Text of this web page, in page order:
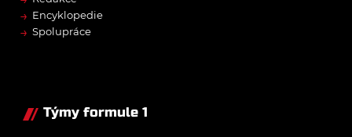
→ Encyklopedie
→ Spolupráce
Týmy formule 1